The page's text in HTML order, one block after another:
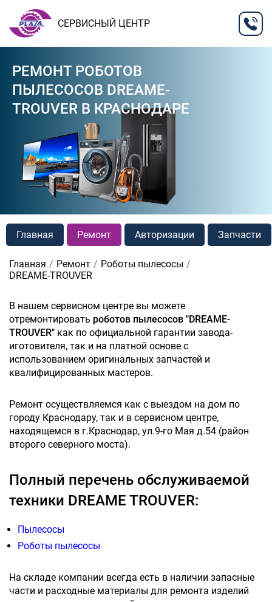
СЕРВИСНЫЙ ЦЕНТР
РЕМОНТ РОБОТОВ
ПЫЛЕСОСОВ DREAME-
TROUVER В КРАСНОДАРЕ
Главная Ремонт Авторизации Запчасти
Главная Ремонт
Роботы пылесосы
DREAME-TROUVER
В нашем сервисном центре вы можете
отремонтировать роботов пылесосов "DREAME-
TROUVER" как по официальной гарантии завода-
иготовителя, так и на платной основе с
использованием оригинальных запчастей и
квалифицированных мастеров.
Ремонт осуществляемся как с выездом на дом по
городу Краснодару, так и в сервисном центре,
находящемся в г.Краснодар, ул.9-го Мая д.54 (район
второго северного моста).
Полный перечень обслуживаемой
техники DREAME TROUVER:
Пылесосы
Роботы пылесосы
На складе компании всегда есть в наличии запасные
части и расходные материалы для ремонта изделий